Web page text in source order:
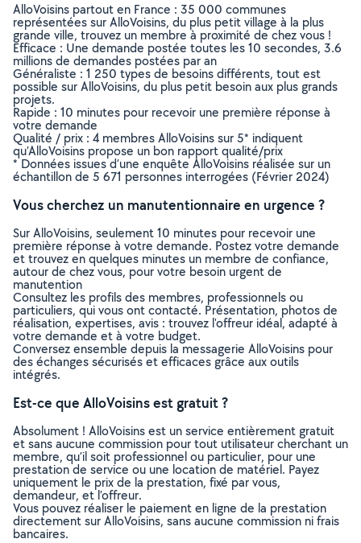
AlloVoisins partout en France : 35 000 communes
représentées sur AlloVoisins, du plus petit village à la plus
grande ville, trouvez un membre à proximité de chez vous !
Efficace : Une demande postée toutes les 10 secondes, 3.6
millions de demandes postées par an
Généraliste : 1 250 types de besoins différents, tout est
possible sur AlloVoisins, du plus petit besoin aux plus grands
projets.
Rapide : 10 minutes pour recevoir une première réponse à
votre demande
Qualité / prix : 4 membres AlloVoisins sur 5* indiquent
qu’AlloVoisins propose un bon rapport qualité/prix
* Données issues d’une enquête AlloVoisins réalisée sur un
échantillon de 5 671 personnes interrogées (Février 2024)
Vous cherchez un manutentionnaire en urgence ?
Sur AlloVoisins, seulement 10 minutes pour recevoir une
première réponse à votre demande. Postez votre demande
et trouvez en quelques minutes un membre de confiance,
autour de chez vous, pour votre besoin urgent de
manutention
Consultez les profils des membres, professionnels ou
particuliers, qui vous ont contacté. Présentation, photos de
réalisation, expertises, avis : trouvez l'offreur idéal, adapté à
votre demande et à votre budget.
Conversez ensemble depuis la messagerie AlloVoisins pour
des échanges sécurisés et efficaces grâce aux outils
intégrés.
Est-ce que AlloVoisins est gratuit ?
Absolument ! AlloVoisins est un service entièrement gratuit
et sans aucune commission pour tout utilisateur cherchant un
membre, qu’il soit professionnel ou particulier, pour une
prestation de service ou une location de matériel. Payez
uniquement le prix de la prestation, fixé par vous,
demandeur, et l’offreur.
Vous pouvez réaliser le paiement en ligne de la prestation
directement sur AlloVoisins, sans aucune commission ni frais
bancaires.